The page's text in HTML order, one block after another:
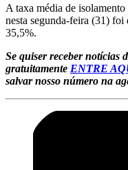
A taxa média de
nesta segunda-feira (31)
35,5%.
Se quiser receber notícias
gratuitamente ENTRE
salvar nosso número na